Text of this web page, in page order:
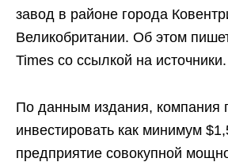
завод в районе города
Великобритании. Об этом
Times со ссылкой на источники.
По данным издания, компания
инвестировать как минимум
предприятие совокупной